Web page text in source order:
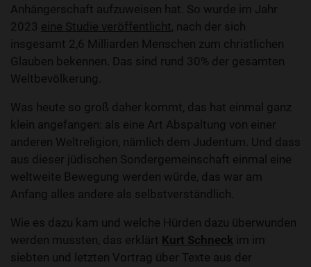
Anhängerschaft aufzuweisen hat. So wurde im Jahr
2023 eine Studie veröffentlicht, nach der sich
insgesamt 2,6 Milliarden Menschen zum christlichen
Glauben bekennen. Das sind rund 30% der gesamten
Weltbevölkerung.
Was heute so groß daher kommt, das hat einmal ganz
klein angefangen: als eine Art Abspaltung von einer
anderen Weltreligion, nämlich dem Judentum. Und dass
aus dieser jüdischen Sondergemeinschaft einmal eine
weltweite Bewegung werden würde, das war am
Anfang alles andere als selbstverständlich.
Wie es dazu kam und welche Hürden dazu überwunden
werden mussten, das erklärt Kurt Schneck im im
siebten und letzten Vortrag über Texte aus der